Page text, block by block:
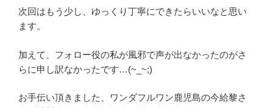
次回はもう少し、ゆっくり丁寧にできたらいいなと思い
ます。
加えて、フォロー役の私が風邪で声が出なかったのがさ
らに申し訳なかったです…(~_~;)
お手伝い頂きました、ワンダフルワン鹿児島の今給黎さ